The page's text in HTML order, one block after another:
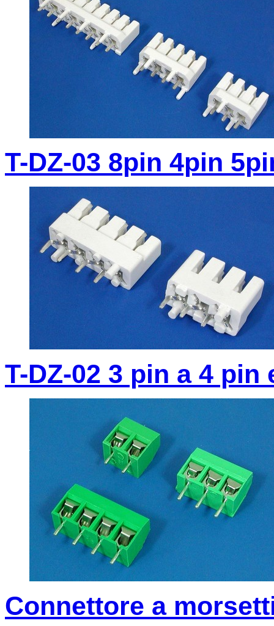
T-DZ-03 8pin 4pin
T-DZ-02 3 pin a 4 pin
Connettore a